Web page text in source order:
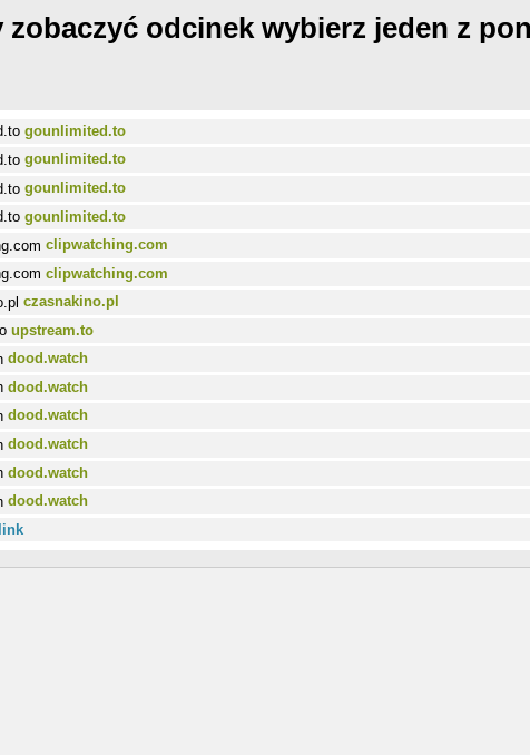
zobaczyć odcinek wybierz jeden z
gounlimited.to
gounlimited.to
gounlimited.to
gounlimited.to
clipwatching.com
clipwatching.com
czasnakino.pl
upstream.to
dood.watch
dood.watch
dood.watch
dood.watch
dood.watch
dood.watch